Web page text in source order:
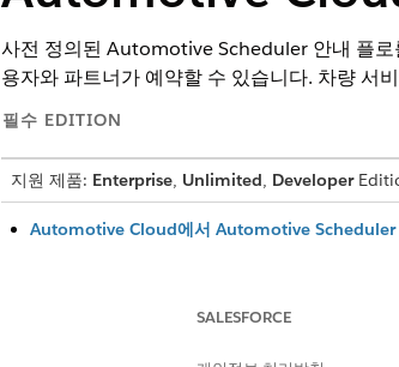
사전 정의된 Automotive Scheduler 안내 플로
용자와 파트너가 예약할 수 있습니다. 차량 서
필수 EDITION
지원 제품: Enterprise, Unlimited, Developer
Automotive Cloud에서 Automotive Scheduler
Automotive Cloud에서 약속 예약 설정
SALESFORCE